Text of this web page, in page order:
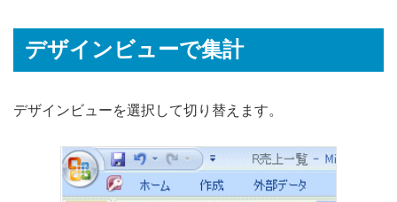
デザインビューで集計
デザインビューを選択して切り替えます。